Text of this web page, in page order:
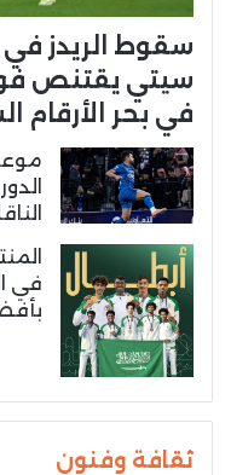
سقوط الريدز في
سيتي يقتنص
في بحر الأرقام
في
ثقافة وفنون